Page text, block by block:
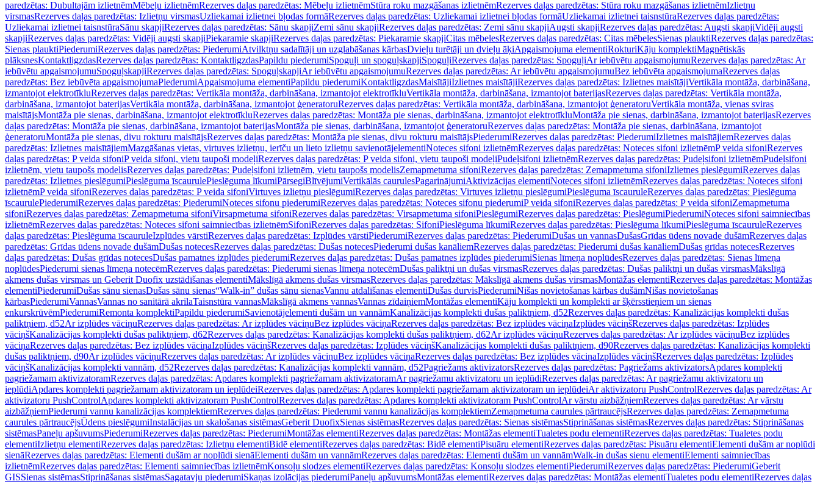
paredzētas: Dubultajām izlietnēmMēbeļu izlietnēmRezerves daļas paredzētas: Mēbeļu izlietnēmStūra roku mazgāšanas izlietnēmRezerves daļas paredzētas: Stūra roku mazgāšanas izlietnēmIzlietņu
virsmasRezerves daļas paredzētas: Izlietņu virsmasUzliekamai izlietnei bļodas formāRezerves daļas paredzētas: Uzliekamai izlietnei bļodas formāUzliekamai izlietnei taisnstūraRezerves daļas paredzētas:
Uzliekamai izlietnei taisnstūraSānu skapjiRezerves daļas paredzētas: Sānu skapjiZemi sānu skapjiRezerves daļas paredzētas: Zemi sānu skapjiAugsti skapjiRezerves daļas paredzētas: Augsti skapjiVidēji augsti
skapjiRezerves daļas paredzētas: Vidēji augsti skapjiPiekaramie skapjiRezerves daļas paredzētas: Piekaramie skapjiCitas mēbelesRezerves daļas paredzētas: Citas mēbelesSienas plauktiRezerves daļas paredzētas:
Sienas plauktiPiederumiRezerves daļas paredzētas: PiederumiAtvilktņu sadalītāji un uzglabāšanas kārbasDvieļu turētāji un dvieļu āķiApgaismojuma elementiRokturiKāju komplektiMagnētiskās
plāksnesKontaktligzdasRezerves daļas paredzētas: KontaktligzdasPapildu piederumiSpoguļi un spoguļskapjiSpoguļiRezerves daļas paredzētas: SpoguļiAr iebūvētu apgaismojumuRezerves daļas paredzētas: Ar
iebūvētu apgaismojumuSpoguļskapjiRezerves daļas paredzētas: SpoguļskapjiAr iebūvētu apgaismojumuRezerves daļas paredzētas: Ar iebūvētu apgaismojumuBez iebūvēta apgaismojumaRezerves daļas
paredzētas: Bez iebūvēta apgaismojumaPiederumiApgaismojuma elementiPapildu piederumiKontaktligzdasMaisītājiIzlietnes maisītājiRezerves daļas paredzētas: Izlietnes maisītājiVertikāla montāža, darbināšana,
izmantojot elektrotīkluRezerves daļas paredzētas: Vertikāla montāža, darbināšana, izmantojot elektrotīkluVertikāla montāža, darbināšana, izmantojot baterijasRezerves daļas paredzētas: Vertikāla montāža,
darbināšana, izmantojot baterijasVertikāla montāža, darbināšana, izmantojot ģeneratoruRezerves daļas paredzētas: Vertikāla montāža, darbināšana, izmantojot ģeneratoruVertikāla montāža, vienas sviras
maisītājsMontāža pie sienas, darbināšana, izmantojot elektrotīkluRezerves daļas paredzētas: Montāža pie sienas, darbināšana, izmantojot elektrotīkluMontāža pie sienas, darbināšana, izmantojot baterijasRezerves
daļas paredzētas: Montāža pie sienas, darbināšana, izmantojot baterijasMontāža pie sienas, darbināšana, izmantojot ģeneratoruRezerves daļas paredzētas: Montāža pie sienas, darbināšana, izmantojot
ģeneratoruMontāža pie sienas, divu rokturu maisītājsRezerves daļas paredzētas: Montāža pie sienas, divu rokturu maisītājsPiederumiRezerves daļas paredzētas: PiederumiIzlietnes maisītājiemRezerves daļas
paredzētas: Izlietnes maisītājiemMazgāšanas vietas, virtuves izlietņu, ierīču un lieto izlietņu savienotājelementiNoteces sifoni izlietnēmRezerves daļas paredzētas: Noteces sifoni izlietnēmP veida sifoniRezerves
daļas paredzētas: P veida sifoniP veida sifoni, vietu taupoši modeļiRezerves daļas paredzētas: P veida sifoni, vietu taupoši modeļiPudeļsifoni izlietnēmRezerves daļas paredzētas: Pudeļsifoni izlietnēmPudeļsifoni
izlietnēm, vietu taupošs modelisRezerves daļas paredzētas: Pudeļsifoni izlietnēm, vietu taupošs modelisZemapmetuma sifoniRezerves daļas paredzētas: Zemapmetuma sifoniIzlietnes pieslēgumiRezerves daļas
paredzētas: Izlietnes pieslēgumiPieslēguma īscaurulePieslēguma līkumiPārsegiBlīvējumiVertikālās caurulesPagarinājumiAktivizācijas elementiNoteces sifoni izlietnēmRezerves daļas paredzētas: Noteces sifoni
izlietnēmP veida sifoniRezerves daļas paredzētas: P veida sifoniVirtuves izlietņu pieslēgumiRezerves daļas paredzētas: Virtuves izlietņu pieslēgumiPieslēguma īscauruleRezerves daļas paredzētas: Pieslēguma
īscaurulePiederumiRezerves daļas paredzētas: PiederumiNoteces sifonu piederumiRezerves daļas paredzētas: Noteces sifonu piederumiP veida sifoniRezerves daļas paredzētas: P veida sifoniZemapmetuma
sifoniRezerves daļas paredzētas: Zemapmetuma sifoniVirsapmetuma sifoniRezerves daļas paredzētas: Virsapmetuma sifoniPieslēgumiRezerves daļas paredzētas: PieslēgumiPiederumiNoteces sifoni saimniecības
izlietnēmRezerves daļas paredzētas: Noteces sifoni saimniecības izlietnēmSifoniRezerves daļas paredzētas: SifoniPieslēguma līkumiRezerves daļas paredzētas: Pieslēguma līkumiPieslēguma īscauruleRezerves
daļas paredzētas: Pieslēguma īscauruleIzplūdes vārstiRezerves daļas paredzētas: Izplūdes vārstiPiederumiRezerves daļas paredzētas: PiederumiDušas un vannasDušasGrīdas ūdens novade dušāmRezerves daļas
paredzētas: Grīdas ūdens novade dušāmDušas notecesRezerves daļas paredzētas: Dušas notecesPiederumi dušas kanāliemRezerves daļas paredzētas: Piederumi dušas kanāliemDušas grīdas notecesRezerves
daļas paredzētas: Dušas grīdas notecesDušas pamatnes izplūdes piederumiRezerves daļas paredzētas: Dušas pamatnes izplūdes piederumiSienas līmeņa noplūdesRezerves daļas paredzētas: Sienas līmeņa
noplūdesPiederumi sienas līmeņa notecēmRezerves daļas paredzētas: Piederumi sienas līmeņa notecēmDušas paliktņi un dušas virsmasRezerves daļas paredzētas: Dušas paliktņi un dušas virsmasMākslīgā
akmens dušas virsmas un Geberit Duofix uzstādīšanas elementiMākslīgā akmens dušas virsmasRezerves daļas paredzētas: Mākslīgā akmens dušas virsmasMontāžas elementiRezerves daļas paredzētas: Montāžas
elementiPiederumiDušas sānu sienasDušas sānu sienas“Walk-in” dušas sānu sienasVannu atdalīšanas elementiDušas durvisPiederumiNišas novietošanas kārbas dušāmNišas novietošanas
kārbasPiederumiVannasVannas no sanitārā akrilaTaisnstūra vannasMākslīgā akmens vannasVannas zīdaiņiemMontāžas elementiKāju komplekti un komplekti ar šķērsstieņiem un sienas
enkurskrūvēmPiederumiRemonta komplektiPapildu piederumiSavienotājelementi dušām un vannāmKanalizācijas komplekti dušas paliktņiem, d52Rezerves daļas paredzētas: Kanalizācijas komplekti dušas
paliktņiem, d52Ar izplūdes vāciņuRezerves daļas paredzētas: Ar izplūdes vāciņuBez izplūdes vāciņaRezerves daļas paredzētas: Bez izplūdes vāciņaIzplūdes vāciņšRezerves daļas paredzētas: Izplūdes
vāciņšKanalizācijas komplekti dušas paliktņiem, d62Rezerves daļas paredzētas: Kanalizācijas komplekti dušas paliktņiem, d62Ar izplūdes vāciņuRezerves daļas paredzētas: Ar izplūdes vāciņuBez izplūdes
vāciņaRezerves daļas paredzētas: Bez izplūdes vāciņaIzplūdes vāciņšRezerves daļas paredzētas: Izplūdes vāciņšKanalizācijas komplekti dušas paliktņiem, d90Rezerves daļas paredzētas: Kanalizācijas komplekti
dušas paliktņiem, d90Ar izplūdes vāciņuRezerves daļas paredzētas: Ar izplūdes vāciņuBez izplūdes vāciņaRezerves daļas paredzētas: Bez izplūdes vāciņaIzplūdes vāciņšRezerves daļas paredzētas: Izplūdes
vāciņšKanalizācijas komplekti vannām, d52Rezerves daļas paredzētas: Kanalizācijas komplekti vannām, d52Pagriežams aktivizatorsRezerves daļas paredzētas: Pagriežams aktivizatorsApdares komplekti
pagriežamam aktivizatoramRezerves daļas paredzētas: Apdares komplekti pagriežamam aktivizatoramAr pagriežamu aktivizatoru un ieplūdiRezerves daļas paredzētas: Ar pagriežamu aktivizatoru un
ieplūdiApdares komplekti pagriežamam aktivizatoram un ieplūdeiRezerves daļas paredzētas: Apdares komplekti pagriežamam aktivizatoram un ieplūdeiAr aktivizatoru PushControlRezerves daļas paredzētas: Ar
aktivizatoru PushControlApdares komplekti aktivizatoram PushControlRezerves daļas paredzētas: Apdares komplekti aktivizatoram PushControlAr vārstu aizbāžņiemRezerves daļas paredzētas: Ar vārstu
aizbāžņiemPiederumi vannu kanalizācijas komplektiemRezerves daļas paredzētas: Piederumi vannu kanalizācijas komplektiemZemapmetuma caurules pārtraucējsRezerves daļas paredzētas: Zemapmetuma
caurules pārtraucējsŪdens pieslēgumiInstalācijas un skalošanas sistēmasGeberit DuofixSienas sistēmasRezerves daļas paredzētas: Sienas sistēmasStiprināšanas sistēmasRezerves daļas paredzētas: Stiprināšanas
sistēmasPaneļu apšuvumsPiederumiRezerves daļas paredzētas: PiederumiMontāžas elementiRezerves daļas paredzētas: Montāžas elementiTualetes podu elementiRezerves daļas paredzētas: Tualetes podu
elementiIzlietņu elementiRezerves daļas paredzētas: Izlietņu elementiBidē elementiRezerves daļas paredzētas: Bidē elementiPisuāru elementiRezerves daļas paredzētas: Pisuāru elementiElementi dušām ar noplūdi
sienāRezerves daļas paredzētas: Elementi dušām ar noplūdi sienāElementi dušām un vannāmRezerves daļas paredzētas: Elementi dušām un vannāmWalk-in dušas sienu elementiElementi saimniecības
izlietnēmRezerves daļas paredzētas: Elementi saimniecības izlietnēmKonsoļu slodzes elementiRezerves daļas paredzētas: Konsoļu slodzes elementiPiederumiRezerves daļas paredzētas: PiederumiGeberit
GISSienas sistēmasStiprināšanas sistēmasSagatavju piederumiSkaņas izolācijas piederumiPaneļu apšuvumsMontāžas elementiRezerves daļas paredzētas: Montāžas elementiTualetes podu elementiRezerves daļas